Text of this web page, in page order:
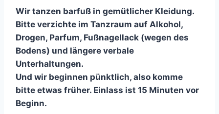
Wir tanzen barfuß in gemütlicher Kleidung.
Bitte verzichte im Tanzraum auf Alkohol,
Drogen, Parfum, Fußnagellack (wegen des
Bodens) und längere verbale
Unterhaltungen.
Und wir beginnen pünktlich, also komme
bitte etwas früher. Einlass ist 15 Minuten vor
Beginn.